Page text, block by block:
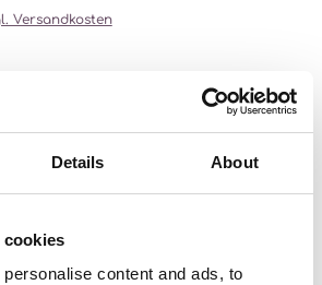
Details About
cookies
content and ads, to
Versandkosten
NAVY
IST ZURZEIT NICHT VERFÜGBAR.)